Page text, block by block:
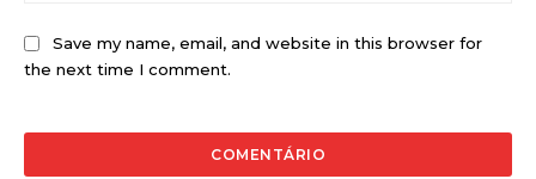
Save my name, email, and website in this browser for
the next time I comment.